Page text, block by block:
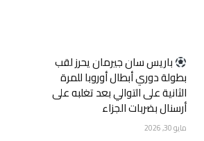
‏باريس سان جيرمان يحرز لقب
بطولة دوري أبطال أوروبا للمرة
الثانية على التوالي بعد تغلبه على
أرسنال بضربات الجزاء
مايو 30, 2026